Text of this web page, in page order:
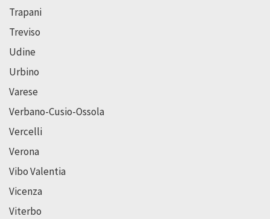
Trapani
Treviso
Udine
Urbino
Varese
Verbano-Cusio-Ossola
Vercelli
Verona
Vibo Valentia
Vicenza
Viterbo